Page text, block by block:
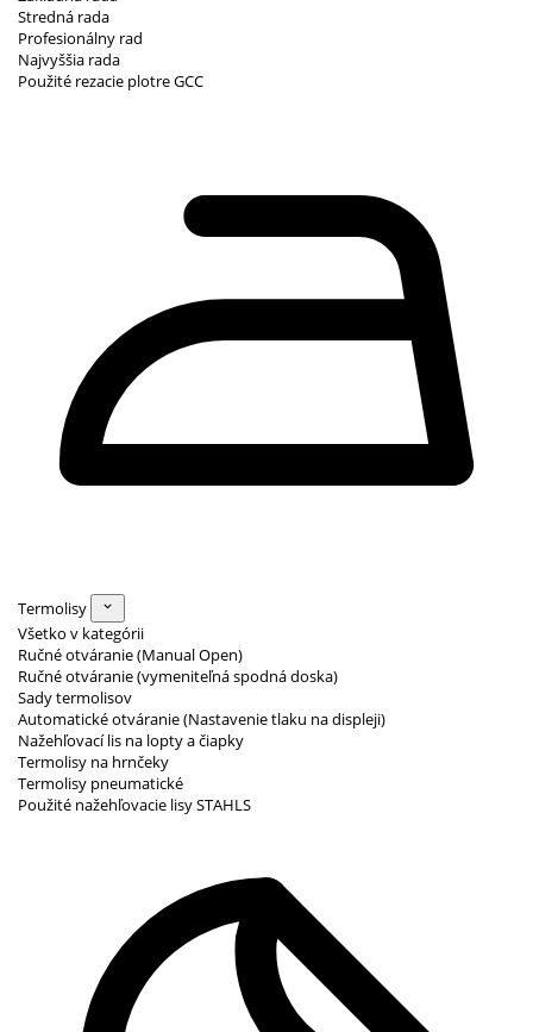
Stredná rada
Profesionálny rad
Najvyššia rada
Použité rezacie plotre GCC
Termolisy
Všetko v kategórii
Ručné otváranie (Manual Open)
Ručné otváranie (vymeniteľná spodná doska)
Sady termolisov
Automatické otváranie (Nastavenie tlaku na displeji)
Nažehľovací lis na lopty a čiapky
Termolisy na hrnčeky
Termolisy pneumatické
Použité nažehľovacie lisy STAHLS